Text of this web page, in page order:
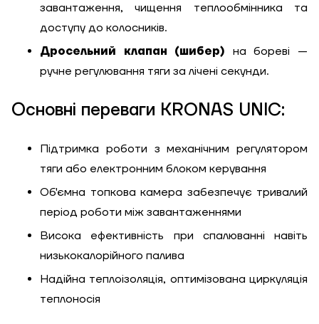
завантаження, чищення теплообмінника та
доступу до колосників.
Дросельний клапан (шибер) на бореві —
ручне регулювання тяги за лічені секунди.
Основні переваги KRONAS UNIC:
Підтримка роботи з механічним регулятором
тяги або електронним блоком керування
Об'ємна топкова камера забезпечує тривалий
період роботи між завантаженнями
Висока ефективність при спалюванні навіть
низькокалорійного палива
Надійна теплоізоляція, оптимізована циркуляція
теплоносія